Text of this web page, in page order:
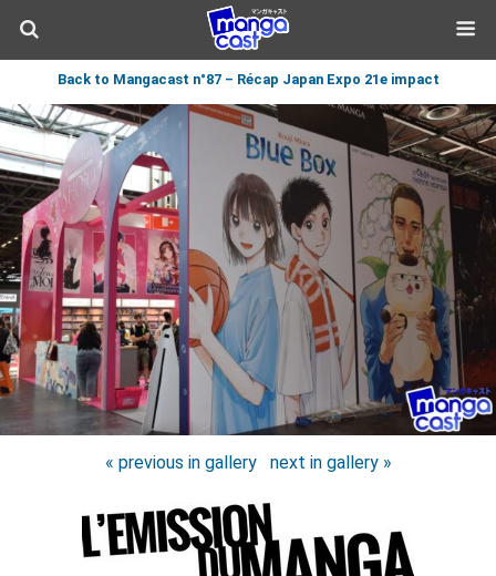
Back to Mangacast n°87 – Récap Japan Expo 21e impact
« previous in gallery next in gallery »